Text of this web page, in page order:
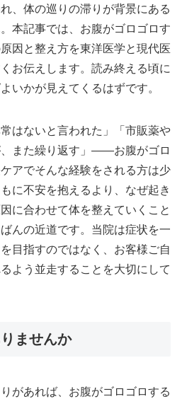
、体の巡りの滞りが背景にある
本記事では、お腹がゴロゴロす
因と整え方を東洋医学と現代医
お伝えします。読み終える頃に
いかが見えてくるはずです。
はないと言われた」「市販薬や
また繰り返す」——お腹がゴロ
アでそんな経験をされる方は少
に不安を抱えるより、なぜ起き
に合わせて体を整えていくこと
んの近道です。当院は症状を一
目指すのではなく、お客様ご自
よう並走することを大切にして
ませんか
があれば、お腹がゴロゴロする